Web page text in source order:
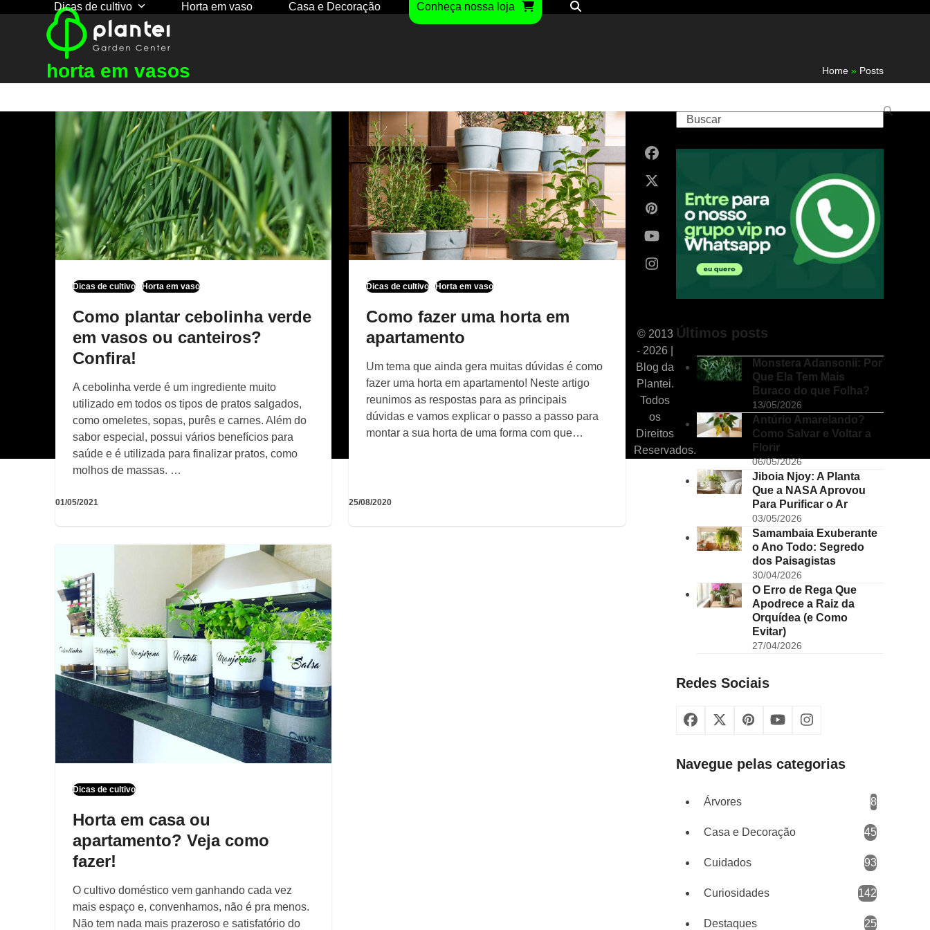
Dicas de cultivo Horta em vaso Casa e Decoração Conheça nossa loja
horta em vasos Home» Posts
Dicas de cultivo Horta em vaso
Como plantar cebolinha verde
em vasos ou canteiros?
Confira!
A cebolinha verde é um ingrediente muito
utilizado em todos os tipos de pratos salgados,
como omeletes, sopas, purês e carnes. Além do
sabor especial, possui vários benefícios para
saúde e é utilizada para finalizar pratos, como
molhos de massas. …
01/05/2021
Dicas de cultivo Horta em vaso
Como fazer uma horta em
apartamento
Um tema que ainda gera muitas dúvidas é como
fazer uma horta em apartamento! Neste artigo
reunimos as respostas para as principais
dúvidas e vamos explicar o passo a passo para
montar a sua horta de uma forma com que…
25/08/2020
Dicas de cultivo
Horta em casa ou
apartamento? Veja como
fazer!
O cultivo doméstico vem ganhando cada vez
mais espaço e, convenhamos, não é pra menos.
Não tem nada mais prazeroso e satisfatório do
Buscar
Últimos posts
Monstera Adansonii: Por
Que Ela Tem Mais
Buraco do que Folha?
13/05/2026
Antúrio Amarelando?
Como Salvar e Voltar a
Florir
06/05/2026
Jiboia Njoy: A Planta
Que a NASA Aprovou
Para Purificar o Ar
03/05/2026
Samambaia Exuberante
o Ano Todo: Segredo
dos Paisagistas
30/04/2026
O Erro de Rega Que
Apodrece a Raiz da
Orquídea (e Como
Evitar)
27/04/2026
Redes Sociais
Facebook
X Pinterest
YouTubeInstagram
Navegue pelas categorias
Árvores 8
Casa e Decoração 45
Cuidados 93
Curiosidades 142
Destaques 25
Facebook
X
Pinterest
YouTube
Instagram
© 2013
- 2026 |
Blog da
Plantei.
Todos
os
Direitos
Reservados.